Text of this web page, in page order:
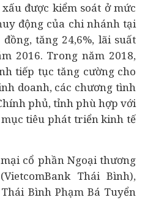
được kiểm soát ở mức
động của chi nhánh tại
tăng 24,6%, lãi suất
2016. Trong năm 2018,
tiếp tục tăng cường cho
doanh, các chương tình
phủ, tỉnh phù hợp với
tiêu phát triển kinh tế
cổ phần Ngoại thương
Thái Bình),
BìnhPhạm Bá Tuyển